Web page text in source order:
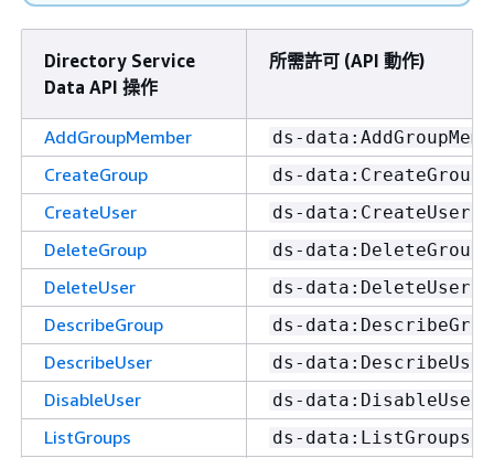
Directory Service
Data API 操作
所需許可 (API 動作)
AddGroupMember ds-
CreateGroup ds-data:CreateGroup
CreateUser ds-data:CreateUser
DeleteGroup ds-data:DeleteGroup
DeleteUser ds-data:DeleteUser
DescribeGroup ds-
DescribeUser ds-data:DescribeUser
DisableUser ds-data:DisableUser
ListGroups ds-data:ListGroups